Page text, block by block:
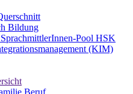
Bildung
Pool HSK
(KIM)
Beruf